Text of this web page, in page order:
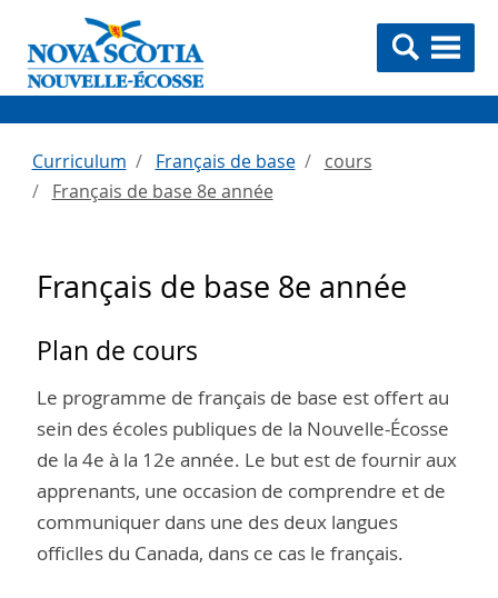
Curriculum Français de base
cours
Français de base 8e année
Français de base 8e année
Plan de cours
Le programme de français de base est offert au
sein des écoles publiques de la Nouvelle-Écosse
de la 4e à la 12e année. Le but est de fournir aux
apprenants, une occasion de comprendre et de
communiquer dans une des deux langues
officlles du Canada, dans ce cas le français.